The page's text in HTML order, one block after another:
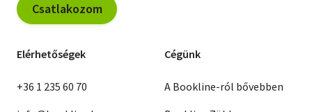
Csatlakozom
Elérhetőségek
+36 1 235 60 70
Cégünk
A Bookline-ról bővebben